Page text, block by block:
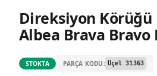
Direksiyon Körüğü
Albea Brava
STOKTA PARÇA KODU: Üçel 31363